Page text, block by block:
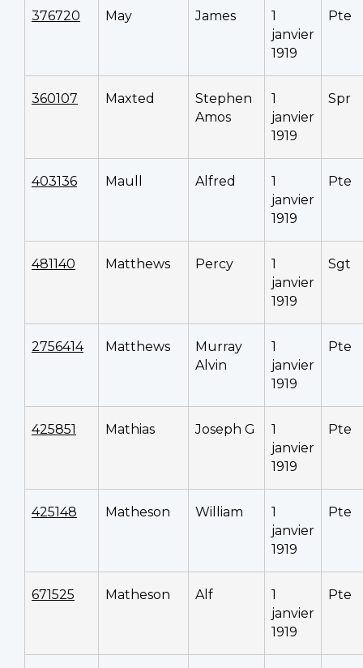
376720 May James
1
janvier
1919
Pte
360107 Maxted
Stephen
Amos
1
janvier
1919
Spr
403136 Maull Alfred
1
janvier
1919
Pte
481140 Matthews Percy
1
janvier
1919
Sgt
2756414 Matthews
Murray
Alvin
1
janvier
1919
Pte
425851 Mathias Joseph G
1
janvier
1919
Pte
425148 Matheson William
1
janvier
1919
Pte
671525 Matheson Alf
1
janvier
1919
Pte